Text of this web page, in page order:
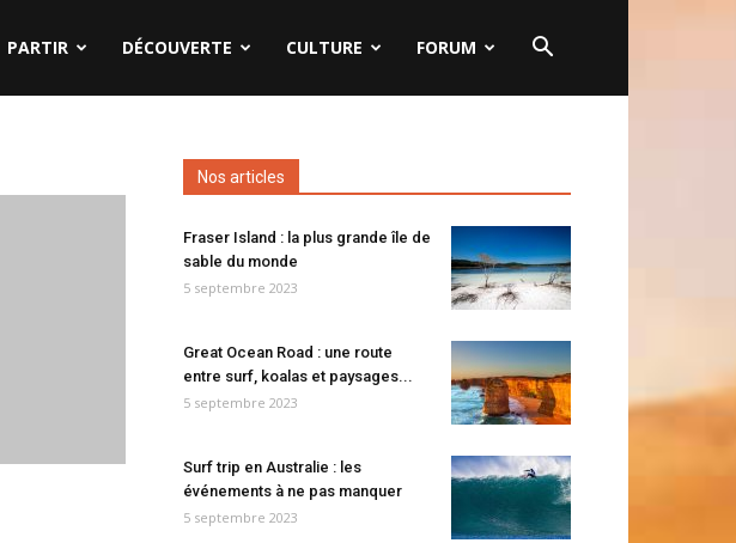
PARTIR DÉCOUVERTE CULTURE FORUM
Nos articles
Fraser Island : la plus grande île de
sable du monde
5 septembre 2023
Great Ocean Road : une route
entre surf, koalas et paysages...
5 septembre 2023
Surf trip en Australie : les
événements à ne pas manquer
5 septembre 2023